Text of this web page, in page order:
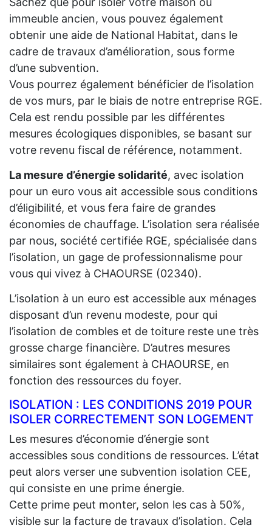
immeuble ancien, vous pouvez également
obtenir une aide de National Habitat, dans le
cadre de travaux d’amélioration, sous forme
d’une subvention.
Vous pourrez également bénéficier de l’isolation
de vos murs, par le biais de notre entreprise RGE.
Cela est rendu possible par les différentes
mesures écologiques disponibles, se basant sur
votre revenu fiscal de référence, notamment.
La mesure d’énergie solidarité, avec isolation
pour un euro vous ait accessible sous conditions
d’éligibilité, et vous fera faire de grandes
économies de chauffage. L’isolation sera réalisée
par nous, société certifiée RGE, spécialisée dans
l’isolation, un gage de professionnalisme pour
vous qui vivez à CHAOURSE (02340).
L’isolation à un euro est accessible aux ménages
disposant d’un revenu modeste, pour qui
l’isolation de combles et de toiture reste une très
grosse charge financière. D’autres mesures
similaires sont également à CHAOURSE, en
fonction des ressources du foyer.
ISOLATION : LES CONDITIONS 2019 POUR
ISOLER CORRECTEMENT SON LOGEMENT
Les mesures d’économie d’énergie sont
accessibles sous conditions de ressources. L’état
peut alors verser une subvention isolation CEE,
qui consiste en une prime énergie.
Cette prime peut monter, selon les cas à 50%,
visible sur la facture de travaux d’isolation. Cela